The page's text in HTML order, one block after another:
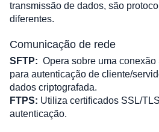
transmissão de dados, são
diferentes.
Comunicação de rede
SFTP: Opera sobre uma
para autenticação de cliente/
dados criptografada.
FTPS: Utiliza certificados SSL/
autenticação.